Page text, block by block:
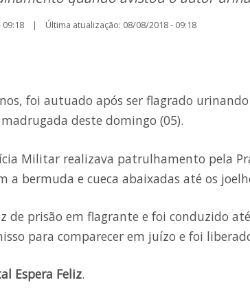
09:18 | Última atualização: 08/08/2018 - 09:18
foi autuado após ser flagrado
deste domingo (05).
Militar realizava patrulhamento pela
a bermuda e cueca abaixadas até os
de prisão em flagrante e foi conduzido
para comparecer em juízo e foi
Espera Feliz.